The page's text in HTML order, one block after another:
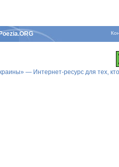
— Интернет-ресурс для тех,